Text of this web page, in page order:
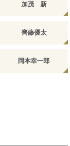
加茂 新
齊藤優太
岡本幸一郎